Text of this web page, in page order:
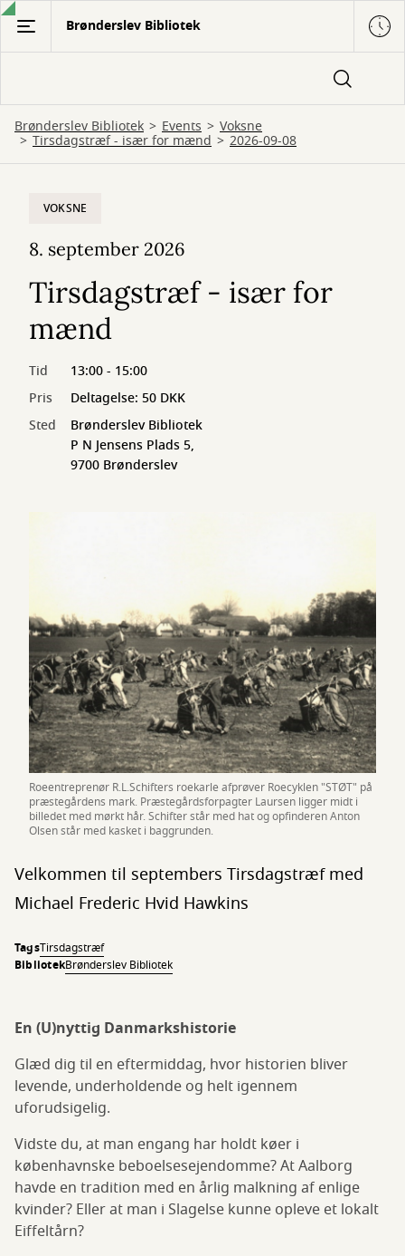
Gå
hovedindhold
Brønderslev Bibliotek
Brønderslev Bibliotek Events Voksne
Tirsdagstræf - især for mænd 2026-09-08
Roeentreprenør R.L.Schifters roekarle afprøver Roecyklen "STØT" på
præstegårdens mark. Præstegårdsforpagter Laursen ligger midt i
billedet med mørkt hår. Schifter står med hat og opfinderen Anton
Olsen står med kasket i baggrunden.
VOKSNE
8. september 2026
Tirsdagstræf - især for
mænd
Tid
13:00 - 15:00
Pris
Deltagelse: 50 DKK
Sted
Brønderslev Bibliotek
P N Jensens Plads 5,
9700 Brønderslev
Velkommen til septembers Tirsdagstræf med
Michael Frederic Hvid Hawkins
TagsTirsdagstræf
BibliotekBrønderslev Bibliotek
En (U)nyttig Danmarkshistorie
Glæd dig til en eftermiddag, hvor historien bliver
levende, underholdende og helt igennem
uforudsigelig.
Vidste du, at man engang har holdt køer i
københavnske beboelsesejendomme? At Aalborg
havde en tradition med en årlig malkning af enlige
kvinder? Eller at man i Slagelse kunne opleve et lokalt
Eiffeltårn?